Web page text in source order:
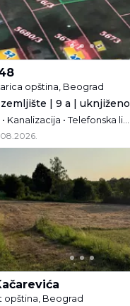
opština, Beograd
| 9 a | uknjiženo
Vlasnik • Struja • Kanalizacija • Telefonska linija
opština, Beograd